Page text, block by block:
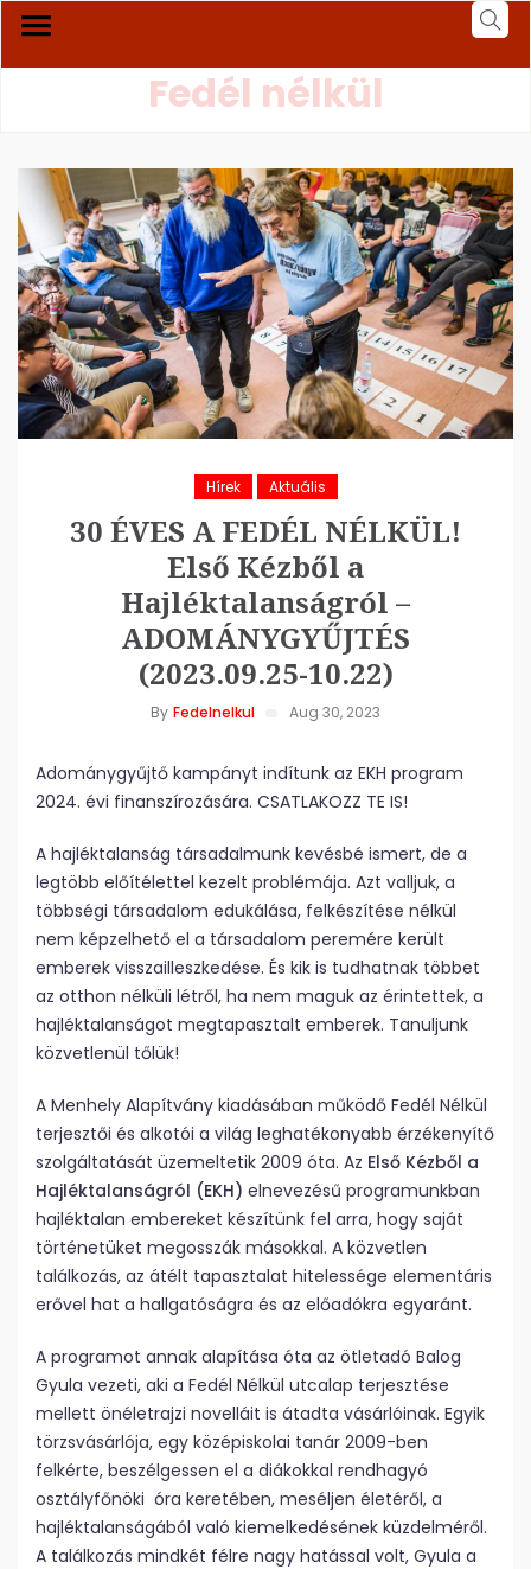
Fedél nélkül
Hírek Aktuális
30 ÉVES A FEDÉL NÉLKÜL!
Első Kézből a
Hajléktalanságról –
ADOMÁNYGYŰJTÉS
(2023.09.25-10.22)
By Fedelnelkul Aug 30, 2023
Adománygyűjtő kampányt indítunk az EKH program
2024. évi finanszírozására. CSATLAKOZZ TE IS!
A hajléktalanság társadalmunk kevésbé ismert, de a
legtöbb előítélettel kezelt problémája. Azt valljuk, a
többségi társadalom edukálása, felkészítése nélkül
nem képzelhető el a társadalom peremére került
emberek visszailleszkedése. És kik is tudhatnak többet
az otthon nélküli létről, ha nem maguk az érintettek, a
hajléktalanságot megtapasztalt emberek. Tanuljunk
közvetlenül tőlük!
A Menhely Alapítvány kiadásában működő Fedél Nélkül
terjesztői és alkotói a világ leghatékonyabb érzékenyítő
szolgáltatását üzemeltetik 2009 óta. Az Első Kézből a
Hajléktalanságról (EKH) elnevezésű programunkban
hajléktalan embereket készítünk fel arra, hogy saját
történetüket megosszák másokkal. A közvetlen
találkozás, az átélt tapasztalat hitelessége elementáris
erővel hat a hallgatóságra és az előadókra egyaránt.
A programot annak alapítása óta az ötletadó Balog
Gyula vezeti, aki a Fedél Nélkül utcalap terjesztése
mellett önéletrajzi novelláit is átadta vásárlóinak. Egyik
törzsvásárlója, egy középiskolai tanár 2009-ben
felkérte, beszélgessen el a diákokkal rendhagyó
osztályfőnöki óra keretében, meséljen életéről, a
hajléktalanságából való kiemelkedésének küzdelméről.
A találkozás mindkét félre nagy hatással volt, Gyula a